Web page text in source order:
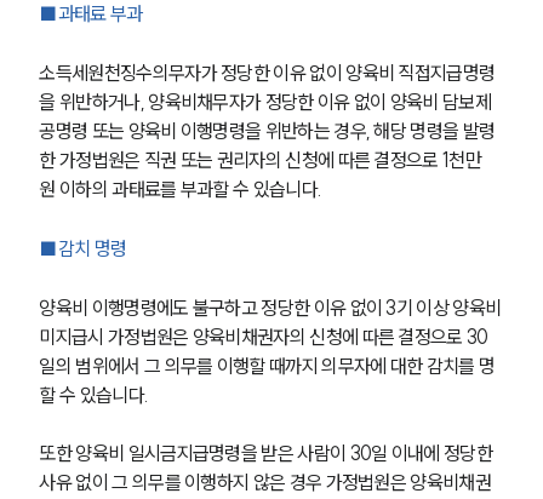
■과태료 부과
소득세원천징수의무자가 정당한 이유 없이 양육비 직접지급명령
을 위반하거나, 양육비채무자가 정당한 이유 없이 양육비 담보제
공명령 또는 양육비 이행명령을 위반하는 경우, 해당 명령을 발령
한 가정법원은 직권 또는 권리자의 신청에 따른 결정으로 1천만
원 이하의 과태료를 부과할 수 있습니다.
■감치 명령
양육비 이행명령에도 불구하고 정당한 이유 없이 3기 이상 양육비
미지급시 가정법원은 양육비채권자의 신청에 따른 결정으로 30
일의 범위에서 그 의무를 이행할 때까지 의무자에 대한 감치를 명
할 수 있습니다.
또한 양육비 일시금지급명령을 받은 사람이 30일 이내에 정당한
사유 없이 그 의무를 이행하지 않은 경우 가정법원은 양육비채권